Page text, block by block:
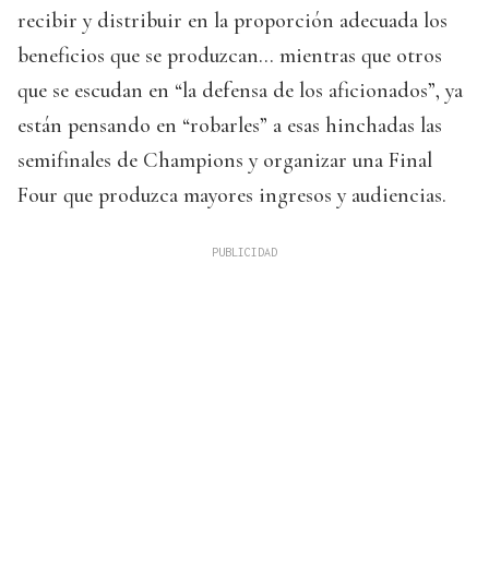
recibir y distribuir en la proporción adecuada los
beneficios que se produzcan... mientras que otros
que se escudan en “la defensa de los aficionados”, ya
están pensando en “robarles” a esas hinchadas las
semifinales de Champions y organizar una Final
Four que produzca mayores ingresos y audiencias.